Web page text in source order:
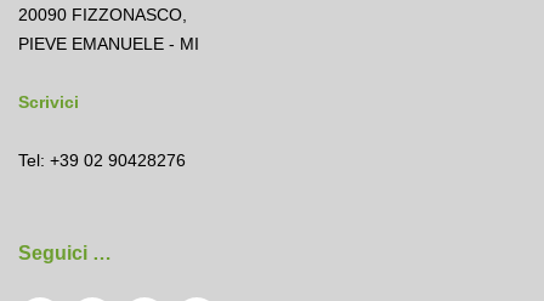
20090 FIZZONASCO,
PIEVE EMANUELE - MI
Scrivici
Tel: +39 02 90428276
Seguici …